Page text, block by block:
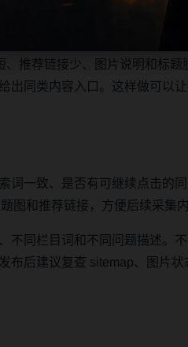
关问题和继续浏览入口放在同
推荐链接少、图片说明和标题
出同类内容入口。这样做可以
词一致、是否有可继续点击的
图和推荐链接，方便后续采集
不同栏目词和不同问题描述。
布后建议复查 sitemap、图片